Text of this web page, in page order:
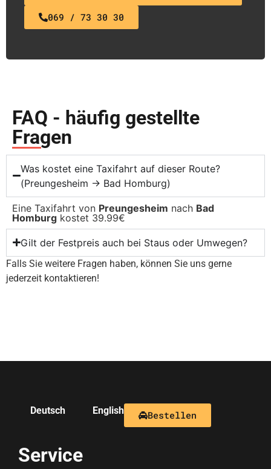
069 / 73 30 30
FAQ - häufig gestellte
Fragen
Was kostet eine Taxifahrt auf dieser Route?
(Preungesheim → Bad Homburg)
Eine Taxifahrt von Preungesheim nach Bad
Homburg kostet 39.99€
Gilt der Festpreis auch bei Staus oder Umwegen?
Falls Sie weitere Fragen haben, können Sie uns gerne
jederzeit kontaktieren!
Deutsch English Bestellen
Service